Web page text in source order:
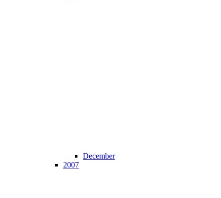
December
2007